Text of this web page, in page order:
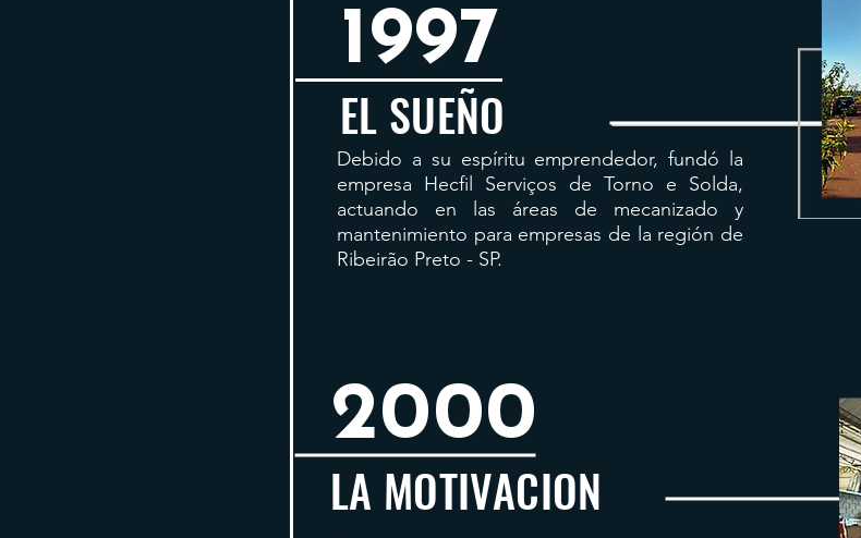
EL SUEÑO
1997
Debido a su espíritu emprendedor, fundó la
empresa Hecfil Serviços de Torno e Solda,
actuando en las áreas de mecanizado y
mantenimiento para empresas de la región de
Ribeirão Preto - SP.
LA MOTIVACION
2000